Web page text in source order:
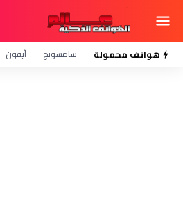
هواتف محمولة سامسونج آيفون